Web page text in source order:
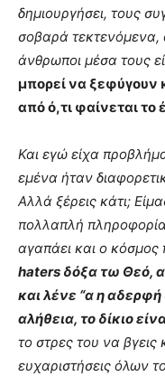
δημιουργήσει, τους
σοβαρά τεκτενόμενα,
άνθρωποι μέσα τους
μπορεί να ξεφύγουν
από ό,τι φαίνεται το
Και εγώ είχα
εμένα ήταν
Αλλά ξέρεις κάτι;
πολλαπλή
αγαπάει και ο κόσμος
haters δόξα τω Θεό,
και λένε “α η
αλήθεια, το δίκιο
το στρες του να βγεις
ευχαριστήσεις όλων